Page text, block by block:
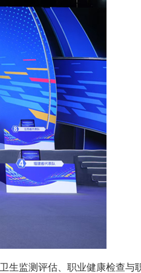
监测评估、职业健康检查与